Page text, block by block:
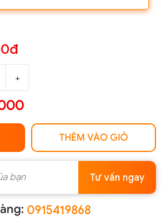
+
THÊM VÀO GIỎ
Tư vấn ngay
0915419868